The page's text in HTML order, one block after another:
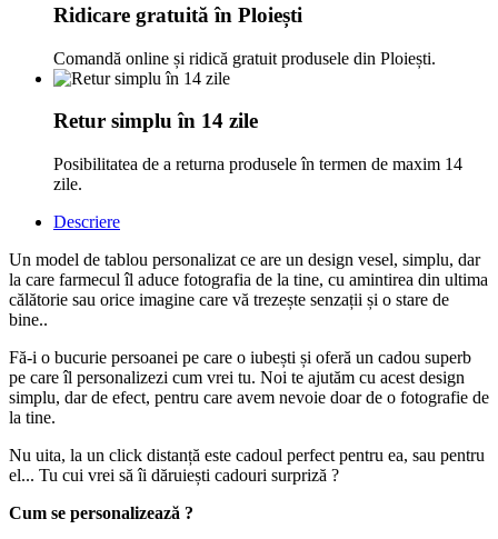
Ridicare gratuită în Ploiești
Comandă online și ridică gratuit produsele din Ploiești.
Retur simplu în 14 zile
Posibilitatea de a returna produsele în termen de maxim 14
zile.
Descriere
Un model de tablou personalizat ce are un design vesel, simplu, dar
la care farmecul îl aduce fotografia de la tine, cu amintirea din ultima
călătorie sau orice imagine care vă trezește senzații și o stare de
bine..
Fă-i o bucurie persoanei pe care o iubești și oferă un cadou superb
pe care îl personalizezi cum vrei tu. Noi te ajutăm cu acest design
simplu, dar de efect, pentru care avem nevoie doar de o fotografie de
la tine.
Nu uita, la un click distanță este cadoul perfect pentru ea, sau pentru
el... Tu cui vrei să îi dăruiești cadouri surpriză ?
Cum se personalizează ?